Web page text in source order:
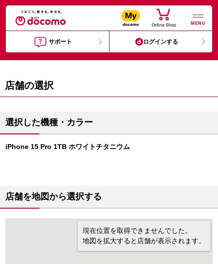
MENU
サポート ログインする
店舗の選択
選択した機種・カラー
iPhone 15 Pro 1TB ホワイトチタニウム
店舗を地図から選択する
現在位置を取得できませんでした。
地図を拡大すると店舗が表示されます。